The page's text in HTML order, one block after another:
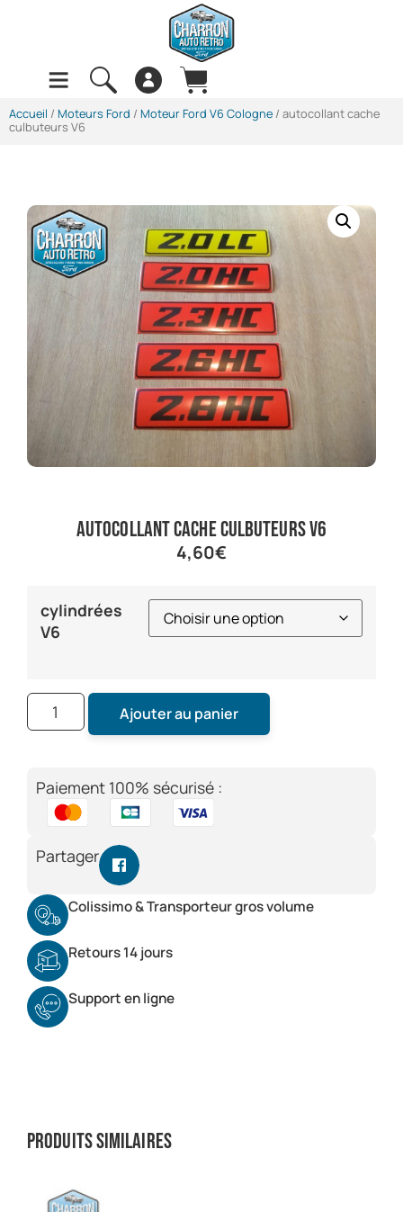
Accueil / Moteurs Ford / Moteur Ford V6 Cologne / autocollant cache
culbuteurs V6
autocollant cache culbuteurs V6
4,60€
cylindrées
V6
Ajouter au panier
Paiement 100% sécurisé :
Partager
Colissimo & Transporteur gros volume
Retours 14 jours
Support en ligne
Produits similaires